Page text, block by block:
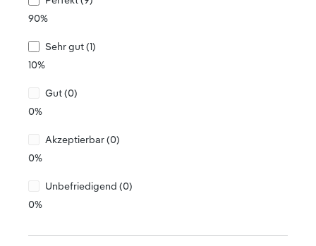
90%
Sehr gut (1)
10%
Gut (0)
0%
Akzeptierbar (0)
0%
Unbefriedigend (0)
0%